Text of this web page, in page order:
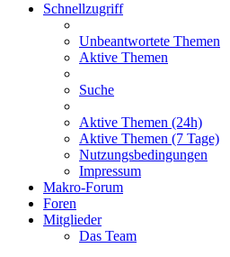
Schnellzugriff
Unbeantwortete Themen
Aktive Themen
Suche
Aktive Themen (24h)
Aktive Themen (7 Tage)
Nutzungsbedingungen
Impressum
Makro-Forum
Foren
Mitglieder
Das Team